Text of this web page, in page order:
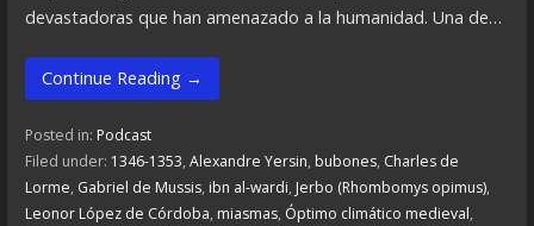
devastadoras que han amenazado a la humanidad. Una de…
Continue Reading →
Posted in: Podcast
Filed under: 1346-1353, Alexandre Yersin, bubones, Charles de
Lorme, Gabriel de Mussis, ibn al-wardi, Jerbo (Rhombomys opimus),
Leonor López de Córdoba, miasmas, Óptimo climático medieval,